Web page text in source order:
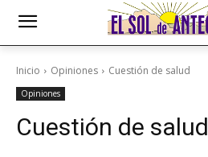
Inicio Opiniones Cuestión de salud
Opiniones
Cuestión de salud